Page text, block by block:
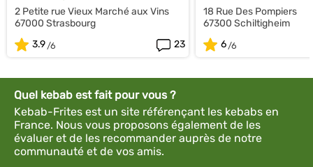
2 Petite rue Vieux Marché aux Vins
67000 Strasbourg
3.9
23
18 Rue Des Pompiers
67300 Schiltigheim
6
Quel kebab est fait pour vous ?
Kebab-Frites est un site référençant les kebabs en
France. Nous vous proposons également de les
évaluer et de les recommander auprès de notre
communauté et de vos amis.